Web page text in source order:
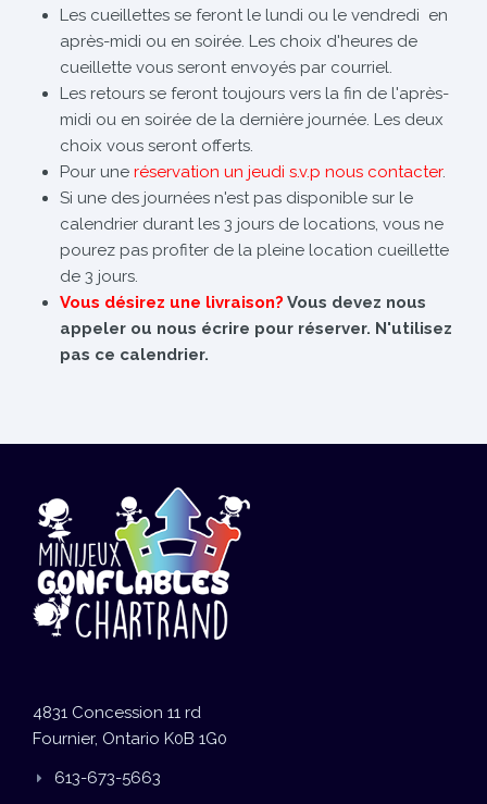
Les cueillettes se feront le lundi ou le vendredi en
après-midi ou en soirée. Les choix d'heures de
cueillette vous seront envoyés par courriel.
Les retours se feront toujours vers la fin de l'après-
midi ou en soirée de la dernière journée. Les deux
choix vous seront offerts.
Pour une réservation un jeudi s.v.p nous contacter.
Si une des journées n'est pas disponible sur le
calendrier durant les 3 jours de locations, vous ne
pourez pas profiter de la pleine location cueillette
de 3 jours.
Vous désirez une livraison? Vous devez nous
appeler ou nous écrire pour réserver. N'utilisez
pas ce calendrier.
4831 Concession 11 rd
Fournier, Ontario K0B 1G0
613-673-5663